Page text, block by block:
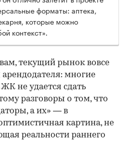
форматы: аптека,
которые можно
контекст».
текущий рынок вовсе
многие
не удается сдать
разговоры о том, что
а их» — в
картина, не
реальности раннего